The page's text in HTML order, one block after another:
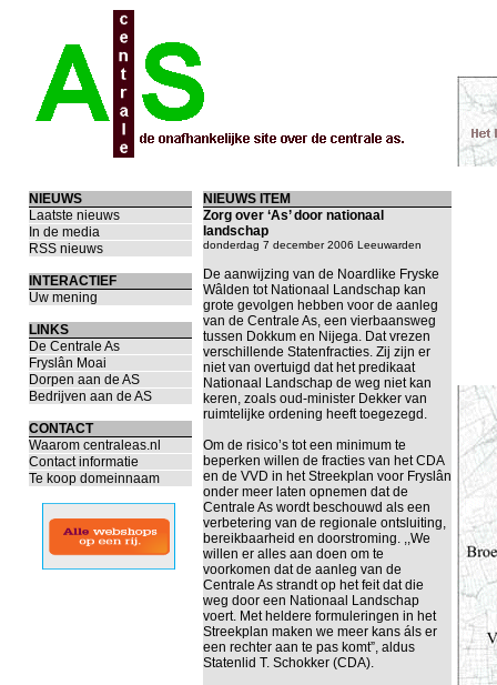
NIEUWS
Laatste nieuws
In de media
RSS nieuws
INTERACTIEF
Uw mening
LINKS
De Centrale As
Fryslân Moai
Dorpen aan de AS
Bedrijven aan de AS
CONTACT
Waarom centraleas.nl
Contact informatie
Te koop domeinnaam
NIEUWS ITEM
Zorg over ‘As’ door nationaal
landschap
donderdag 7 december 2006 Leeuwarden
De aanwijzing van de Noardlike Fryske
Wâlden tot Nationaal Landschap kan
grote gevolgen hebben voor de aanleg
van de Centrale As, een vierbaansweg
tussen Dokkum en Nijega. Dat vrezen
verschillende Statenfracties. Zij zijn er
niet van overtuigd dat het predikaat
Nationaal Landschap de weg niet kan
keren, zoals oud-minister Dekker van
ruimtelijke ordening heeft toegezegd.
Om de risico’s tot een minimum te
beperken willen de fracties van het CDA
en de VVD in het Streekplan voor Fryslân
onder meer laten opnemen dat de
Centrale As wordt beschouwd als een
verbetering van de regionale ontsluiting,
bereikbaarheid en doorstroming. ,,We
willen er alles aan doen om te
voorkomen dat de aanleg van de
Centrale As strandt op het feit dat die
weg door een Nationaal Landschap
voert. Met heldere formuleringen in het
Streekplan maken we meer kans áls er
een rechter aan te pas komt”, aldus
Statenlid T. Schokker (CDA).